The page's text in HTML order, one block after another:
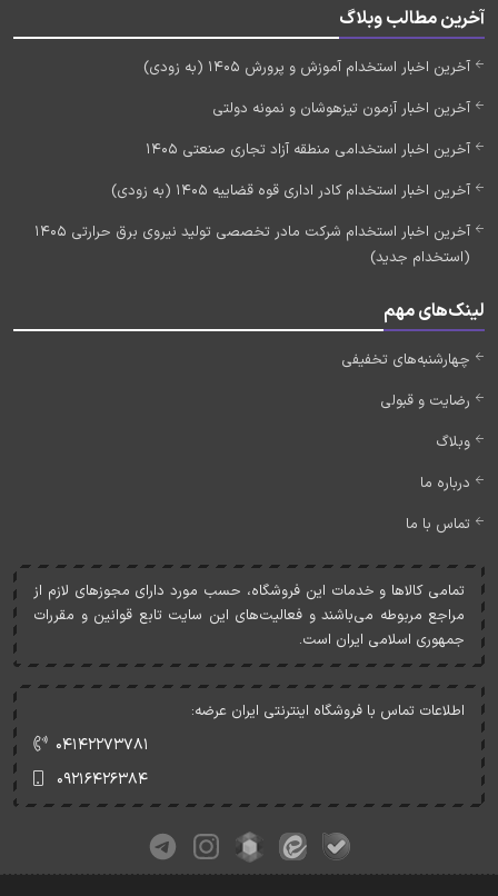
آخرین مطالب وبلاگ
آخرین اخبار استخدام آموزش و پرورش 1405 (به زودی)
آخرین اخبار آزمون تیزهوشان و نمونه دولتی
آخرین اخبار استخدامی منطقه آزاد تجاری صنعتی 1405
آخرین اخبار استخدام کادر اداری قوه قضاییه 1405 (به زودی)
آخرین اخبار استخدام شرکت مادر تخصصی تولید نیروی برق حرارتی 1405
(استخدام جدید)
لینک‌های مهم
چهارشنبه‌های تخفیفی
رضایت و قبولی
وبلاگ
درباره ما
تماس با ما
تمامی کالاها و خدمات اين فروشگاه، حسب مورد دارای مجوزهای لازم از
مراجع مربوطه می‌باشند و فعاليت‌های اين سايت تابع قوانين و مقررات
جمهوری اسلامی ايران است.
اطلاعات تماس با فروشگاه اینترنتی ایران عرضه:
۰۴۱۴۲۲۷۳۷۸۱
۰۹۲۱۶۴۲۶۳۸۴